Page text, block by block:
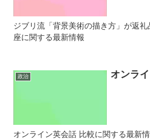
ジブリ流「背景美術の描き方」が返
座に関する最新情報
政治 オンラ
オンライン英会話 比較に関する最新